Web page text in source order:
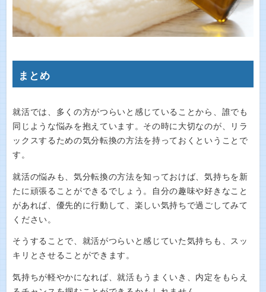
まとめ
就活では、多くの方がつらいと感じていることから、誰でも
同じような悩みを抱えています。その時に大切なのが、リラ
ックスするための気分転換の方法を持っておくということで
す。
就活の悩みも、気分転換の方法を知っておけば、気持ちを新
たに頑張ることができるでしょう。自分の趣味や好きなこと
があれば、優先的に行動して、楽しい気持ちで過ごしてみて
ください。
そうすることで、就活がつらいと感じていた気持ちも、スッ
キリとさせることができます。
気持ちが軽やかになれば、就活もうまくいき、内定をもらえ